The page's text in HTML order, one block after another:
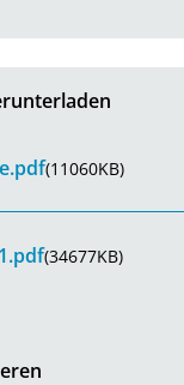
(11060KB)
(34677KB)